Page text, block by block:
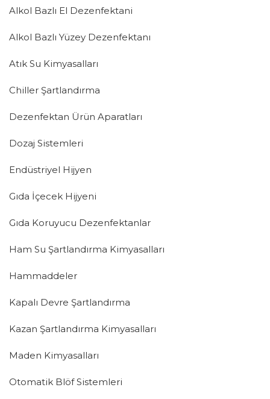
Alkol Bazlı El Dezenfektani
Alkol Bazlı Yüzey Dezenfektanı
Atık Su Kimyasalları
Chiller Şartlandırma
Dezenfektan Ürün Aparatları
Dozaj Sistemleri
Endüstriyel Hijyen
Gıda İçecek Hijyeni
Gıda Koruyucu Dezenfektanlar
Ham Su Şartlandırma Kimyasalları
Hammaddeler
Kapalı Devre Şartlandırma
Kazan Şartlandırma Kimyasalları
Maden Kimyasalları
Otomatik Blöf Sistemleri